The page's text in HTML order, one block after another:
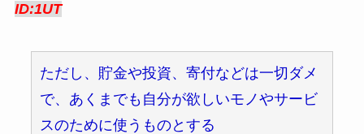
ID:1UT
ただし、貯金や投資、寄付などは一切ダメ
で、あくまでも自分が欲しいモノやサービ
スのために使うものとする